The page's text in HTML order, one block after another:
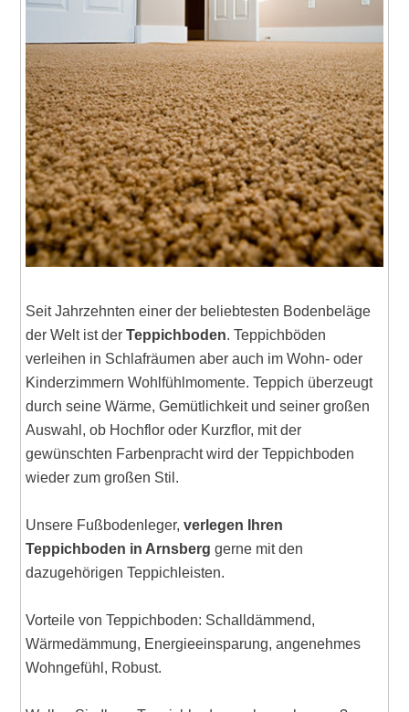
Seit Jahrzehnten einer der beliebtesten Bodenbeläge
der Welt ist derTeppichboden. Teppichböden
verleihen in Schlafräumen aber auch im Wohn- oder
Kinderzimmern Wohlfühlmomente. Teppich überzeugt
durch seine Wärme, Gemütlichkeit und seiner großen
Auswahl, ob Hochflor oder Kurzflor, mit der
gewünschten Farbenpracht wird der Teppichboden
wieder zum großen Stil.
Unsere Fußbodenleger,verlegen Ihren
Teppichboden in Arnsberg gerne mit den
dazugehörigen Teppichleisten.
Vorteile von Teppichboden: Schalldämmend,
Wärmedämmung, Energieeinsparung, angenehmes
Wohngefühl, Robust.